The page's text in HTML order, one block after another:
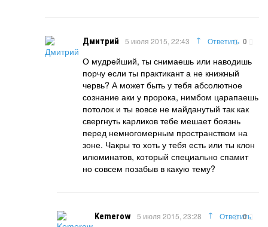
Дмитрий 5 июля 2015, 22:43 ↑ 0
Ответить
О мудрейший, ты снимаешь или наводишь
порчу если ты практикант а не книжный
червь? А может быть у тебя абсолютное
сознание аки у пророка, нимбом царапаешь
потолок и ты вовсе не майданутый так как
свергнуть карликов тебе мешает боязнь
перед немногомерным пространством на
зоне. Чакры то хоть у тебя есть или ты клон
илюминатов, который специально спамит
но совсем позабыв в какую тему?
Kemerow 5 июля 2015, 23:28 ↑ 0
Ответить